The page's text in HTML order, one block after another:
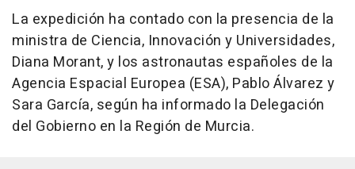
La expedición ha contado con la presencia de la
ministra de Ciencia, Innovación y Universidades,
Diana Morant, y los astronautas españoles de la
Agencia Espacial Europea (ESA), Pablo Álvarez y
Sara García, según ha informado la Delegación
del Gobierno en la Región de Murcia.